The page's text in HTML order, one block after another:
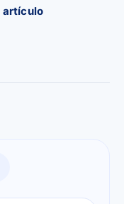
artículo